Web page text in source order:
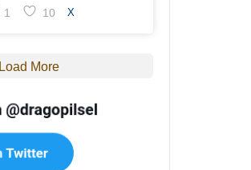
1 10 X
Load More